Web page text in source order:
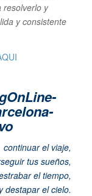
resolverlo y
y consistente
continuar el viaje,
tus sueños,
el tiempo,
destapar el cielo.